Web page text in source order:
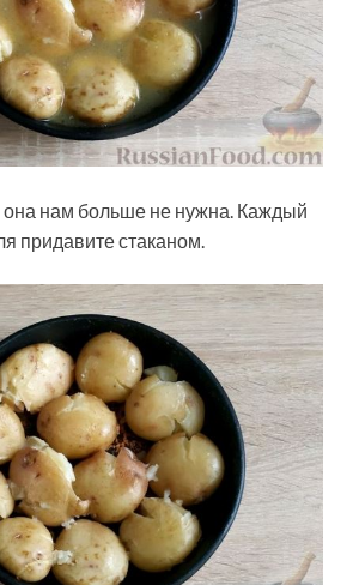
нам больше не нужна. Каждый
придавите стаканом.